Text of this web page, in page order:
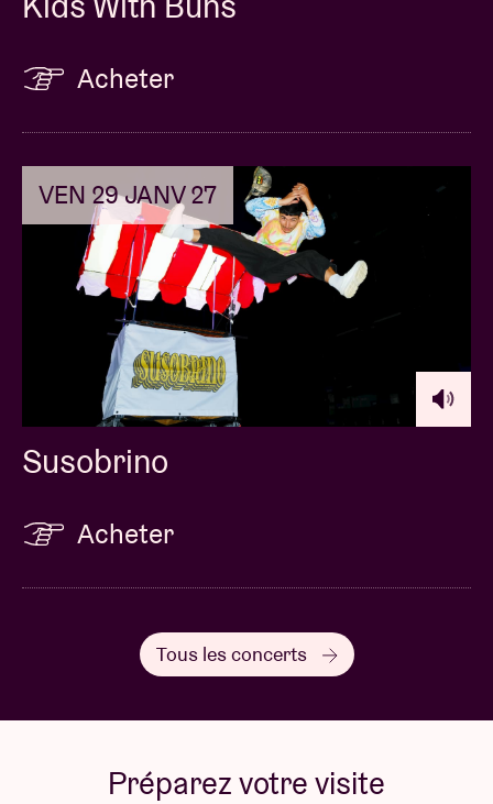
Acheter
VEN 29 JANV 27
Susobrino
Acheter
Tous les concerts
Préparez votre visite